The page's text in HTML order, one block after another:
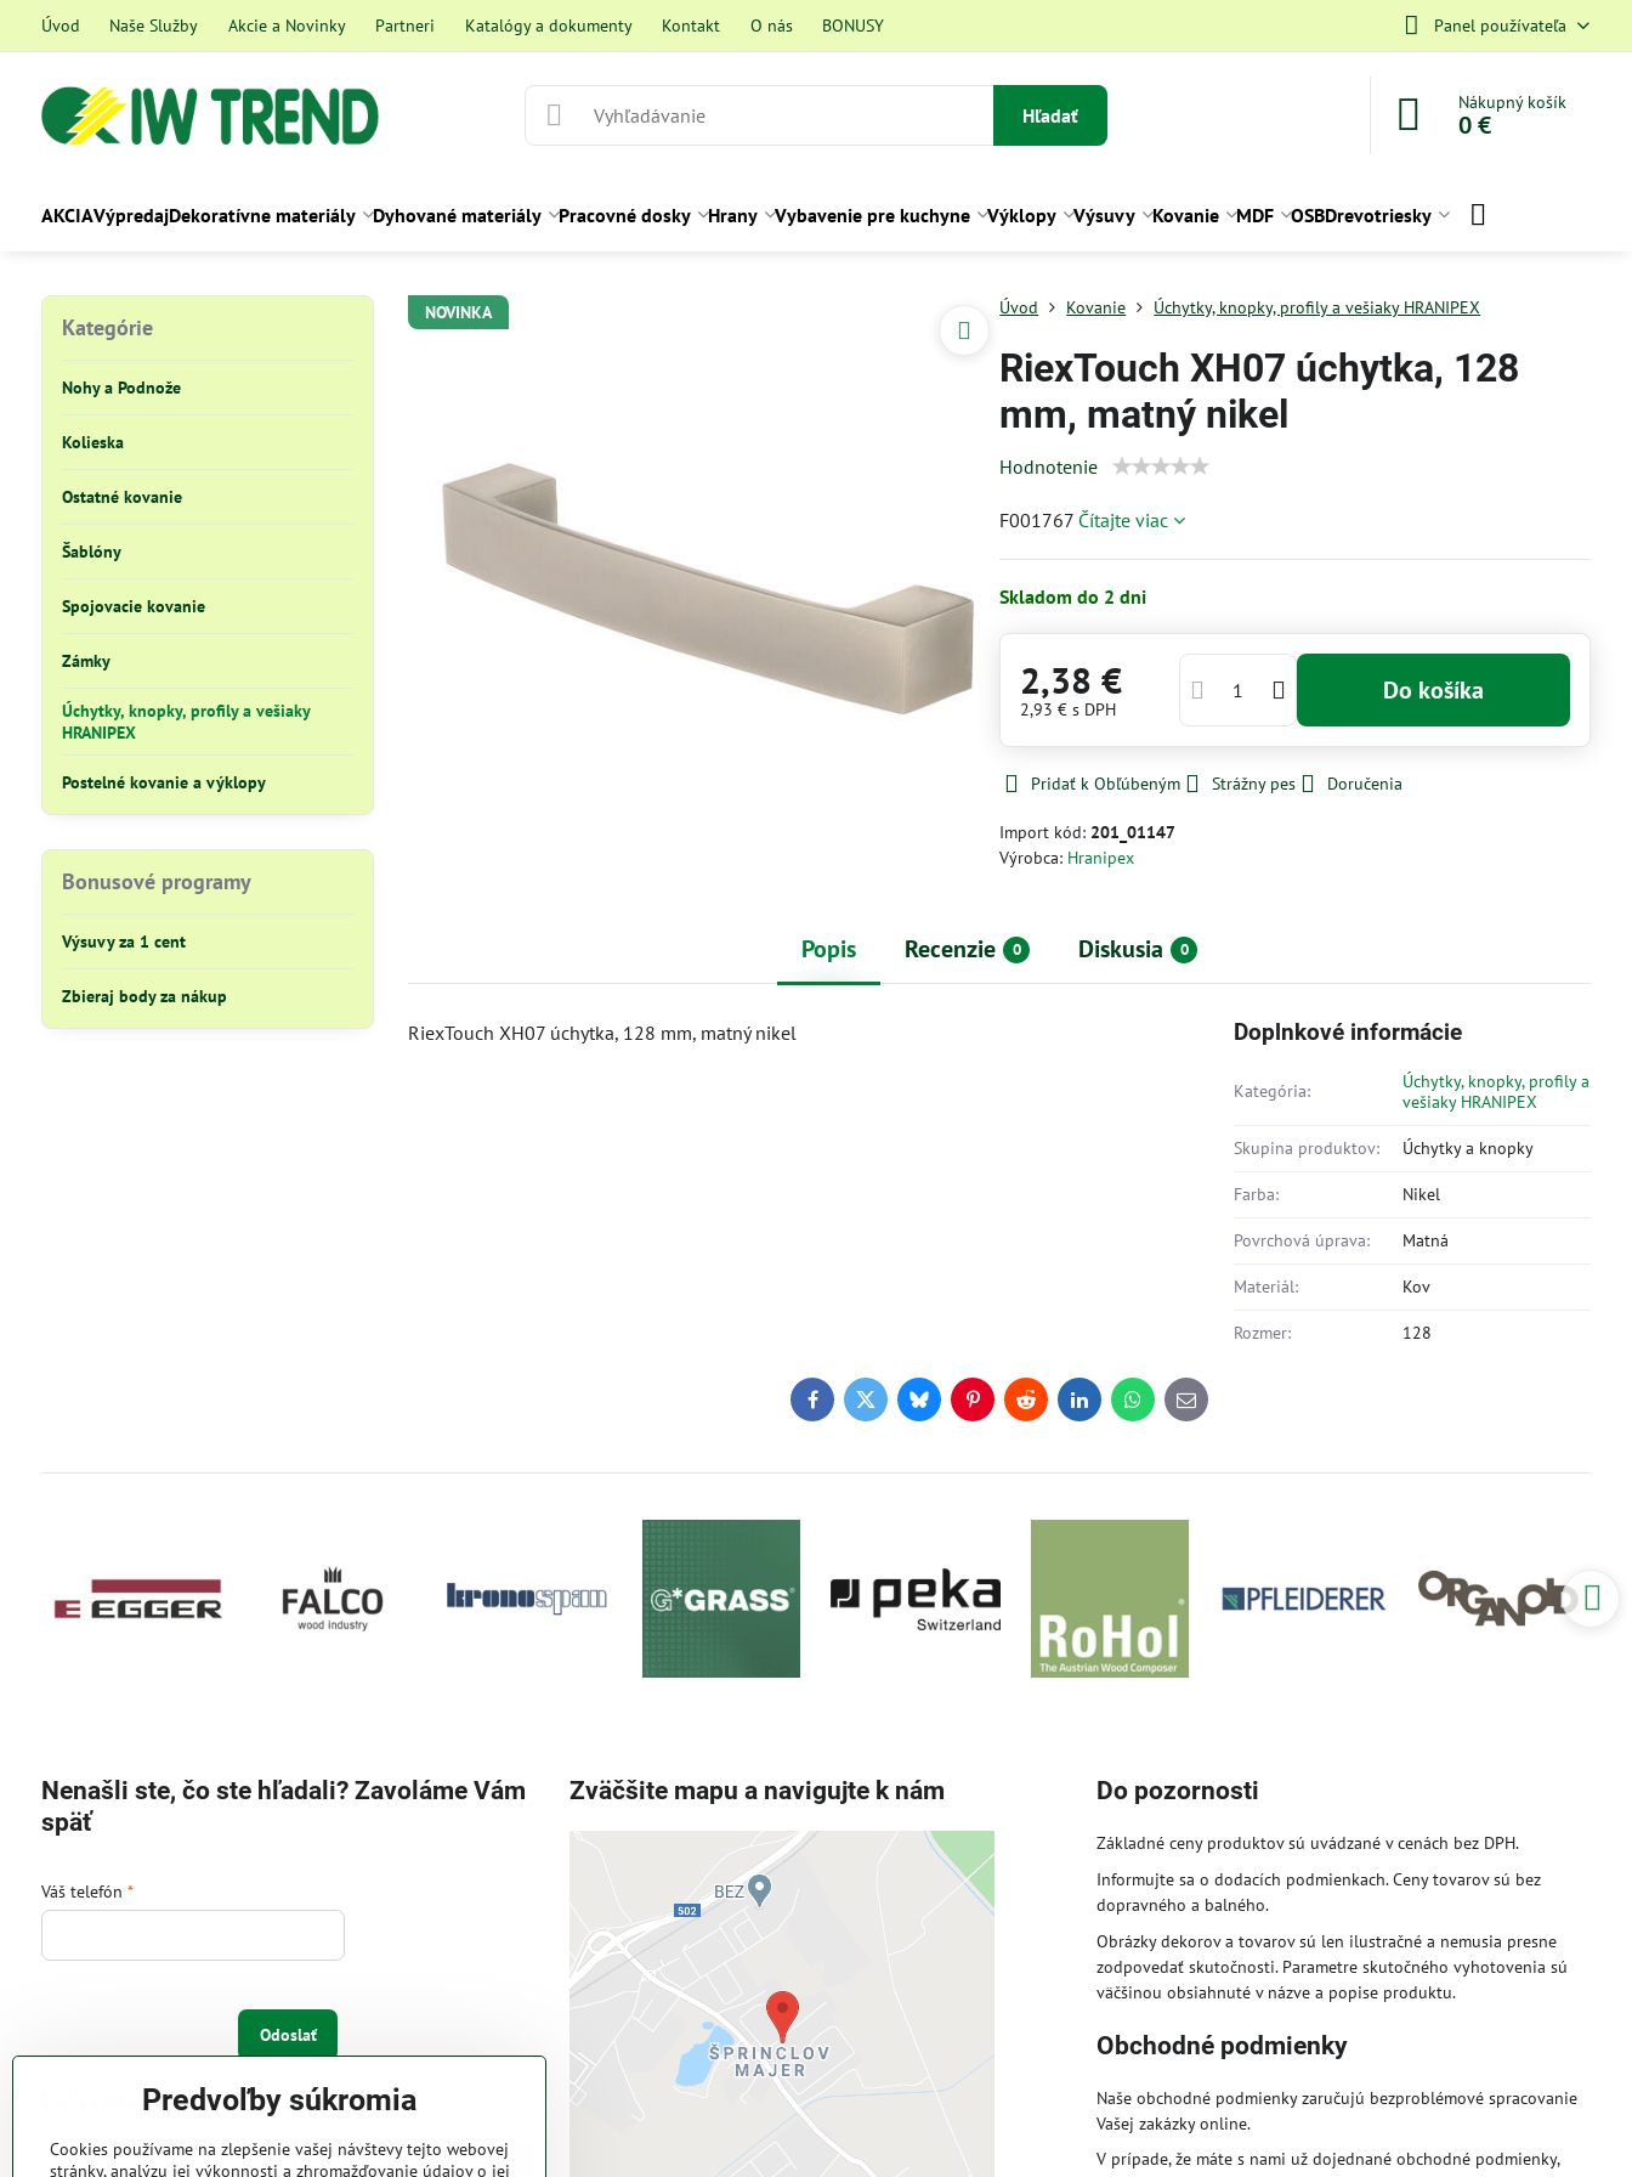
Úvod Naše Služby Akcie a Novinky Partneri Katalógy a dokumenty Kontakt O nás BONUSY Panel používateľa
Hľadať
Nákupný košík
0 €
AKCIAVýpredajDekoratívne materiály Dyhované materiály Pracovné dosky Hrany Vybavenie pre kuchyne Výklopy Výsuvy Kovanie MDF OSBDrevotriesky
NOVINKA Úvod Kovanie Úchytky, knopky, profily a vešiaky HRANIPEX
RiexTouch XH07 úchytka, 128
mm, matný nikel
Hodnotenie
F001767 Čítajte viac
Skladom do 2 dni
2,38 €
2,93 €s DPH
Do košíka
Pridať k Obľúbeným Strážny pes Doručenia
Import kód: 201_01147
Výrobca: Hranipex
Popis Recenzie 0 Diskusia 0
RiexTouch XH07 úchytka, 128 mm, matný nikel Doplnkové informácie
Kategória:
Úchytky, knopky, profily a
vešiaky HRANIPEX
Skupina produktov: Úchytky a knopky
Farba: Nikel
Povrchová úprava: Matná
Materiál: Kov
Rozmer: 128
FacebookTwitterBlueskyPinterestRedditLinkedInWhatsApp
E-
mail
Kategórie
Nohy a Podnože
Kolieska
Ostatné kovanie
Šablóny
Spojovacie kovanie
Zámky
Úchytky, knopky, profily a vešiaky
HRANIPEX
Postelné kovanie a výklopy
Bonusové programy
Výsuvy za 1 cent
Zbieraj body za nákup
Nenašli ste, čo ste hľadali? Zavoláme Vám
späť
Váš telefón *
Odoslať
IW Trend s.r.o.
Pri Majeri 6
Zväčšite mapu a navigujte k nám
Externý obsah je blokovaný
Prajete si načítať externý obsah?
Povoliť tentokrát
Povoliť a zapamätať - súhlas s druhom
cookie: Funkčné
Do pozornosti
Základné ceny produktov sú uvádzané v cenách bez DPH.
Informujte sa o dodacích podmienkach. Ceny tovarov sú bez
dopravného a balného.
Obrázky dekorov a tovarov sú len ilustračné a nemusia presne
zodpovedať skutočnosti. Parametre skutočného vyhotovenia sú
väčšinou obsiahnuté v názve a popise produktu.
Obchodné podmienky
Naše obchodné podmienky zaručujú bezproblémové spracovanie
Vašej zakázky online.
V prípade, že máte s nami už dojednané obchodné podmienky,
Predvoľby súkromia
Cookies používame na zlepšenie vašej návštevy tejto webovej
stránky, analýzu jej výkonnosti a zhromažďovanie údajov o jej